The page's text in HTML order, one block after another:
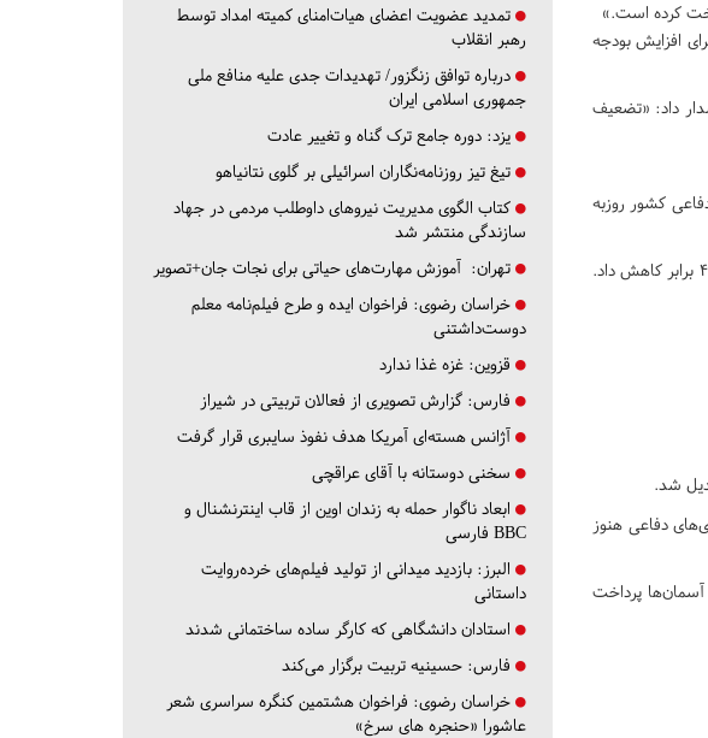
افزایش بودجه
داد: «تضعیف
کشور روزبه
حسینعلی حاجی دلیگانی، عضو کمیسیون بودجه مجلس، در ۱۳۹۶ تأیید کرد: «دولت روحانی بودجه دفاعی را در چهار سال ۴ برابر کاهش داد.
شد.
دفاعی هنوز
آسمان‌ها پرداخت
تمدید عضویت اعضای هیات‌امنای کمیته امداد توسط
رهبر انقلاب
درباره توافق زنگزور/ تهدیدات جدی علیه منافع ملی
جمهوری اسلامی ایران
یزد: دوره جامع ترک گناه و تغییر عادت
تیغ تیز روزنامه‌نگاران اسرائیلی بر گلوی نتانیاهو
کتاب الگوی مدیریت نیروهای داوطلب مردمی در جهاد
سازندگی منتشر شد
تهران: آموزش مهارت‌های حیاتی برای نجات جان+تصویر
خراسان رضوی: فراخوان ایده و طرح فیلم‌نامه معلم
دوست‌داشتنی
قزوین: غزه غذا ندارد
فارس: گزارش تصویری از فعالان تربیتی در شیراز
آژانس هسته‌ای آمریکا هدف نفوذ سایبری قرار گرفت
سخنی دوستانه با آقای عراقچی
ابعاد ناگوار حمله به زندان اوین از قاب اینترنشنال و
BBC فارسی
البرز: بازدید میدانی از تولید فیلم‌های خرده‌روایت
داستانی
استادان دانشگاهی که کارگر ساده ساختمانی شدند
فارس: حسینیه تربیت برگزار می‌کند
خراسان رضوی: فراخوان هشتمین کنگره سراسری شعر
عاشورا «حنجره های سرخ»